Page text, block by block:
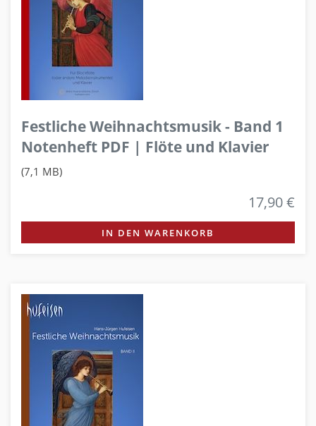
Festliche Weihnachtsmusik - Band 1
Notenheft PDF | Flöte und Klavier
(7,1 MB)
17,90 €
IN DEN WARENKORB